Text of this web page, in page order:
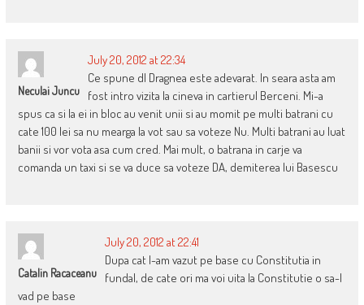
Neculai Juncu
July 20, 2012 at 22:34
Ce spune dl Dragnea este adevarat. In seara asta am
fost intro vizita la cineva in cartierul Berceni. Mi-a
spus ca si la ei in bloc au venit unii si au momit pe multi batrani cu
cate 100 lei sa nu mearga la vot sau sa voteze Nu. Multi batrani au luat
banii si vor vota asa cum cred. Mai mult, o batrana in carje va
comanda un taxi si se va duce sa voteze DA, demiterea lui Basescu
Catalin Racaceanu
July 20, 2012 at 22:41
Dupa cat l-am vazut pe base cu Constitutia in
fundal, de cate ori ma voi uita la Constitutie o sa-l
vad pe base